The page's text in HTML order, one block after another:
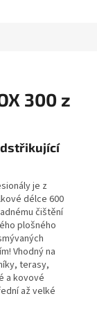
300 z
je z
délce 600
čištění
plošného
Vhodný na
terasy,
a kovové
až velké